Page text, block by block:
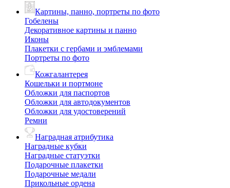
Картины, панно, портреты по фото
Гобелены
Декоративное картины и панно
Иконы
Плакетки с гербами и эмблемами
Портреты по фото
Кожгалантерея
Кошельки и портмоне
Обложки для паспортов
Обложки для автодокументов
Обложки для удостоверений
Ремни
Наградная атрибутика
Наградные кубки
Наградные статуэтки
Подарочные плакетки
Подарочные медали
Прикольные ордена